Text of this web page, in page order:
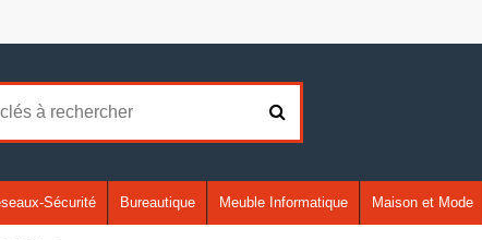
Sécurité Bureautique Meuble Informatique Maison et Mode